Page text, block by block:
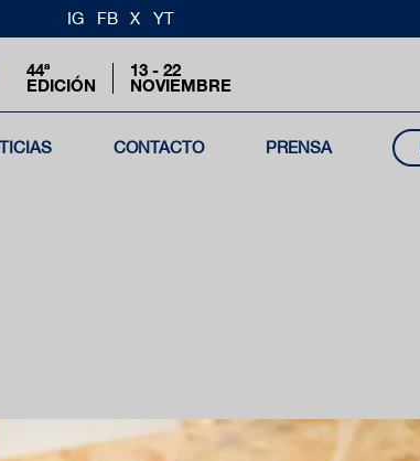
IG FB X YT
44ª
EDICIÓN
13 - 22
NOVIEMBRE
CONTACTO PRENSA